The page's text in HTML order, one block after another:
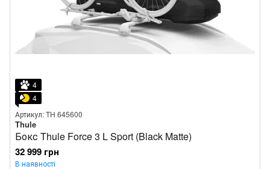
4
4
Артикул: TH 645600
Thule
Бокс Thule Force 3 L Sport (Black Matte)
32 999 грн
В наявності